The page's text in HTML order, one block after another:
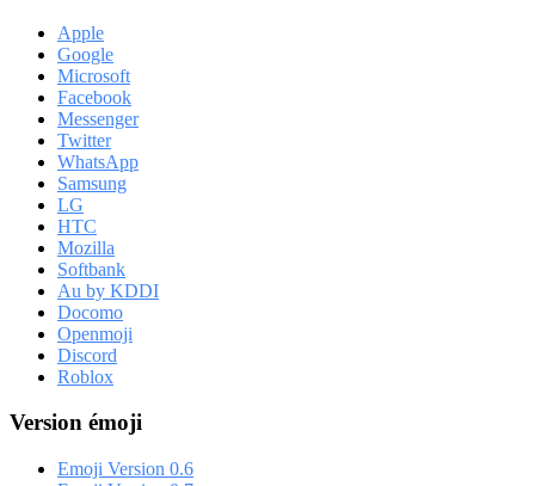
Apple
Google
Microsoft
Facebook
Messenger
Twitter
WhatsApp
Samsung
LG
HTC
Mozilla
Softbank
Au by KDDI
Docomo
Openmoji
Discord
Roblox
Version émoji
Emoji Version 0.6